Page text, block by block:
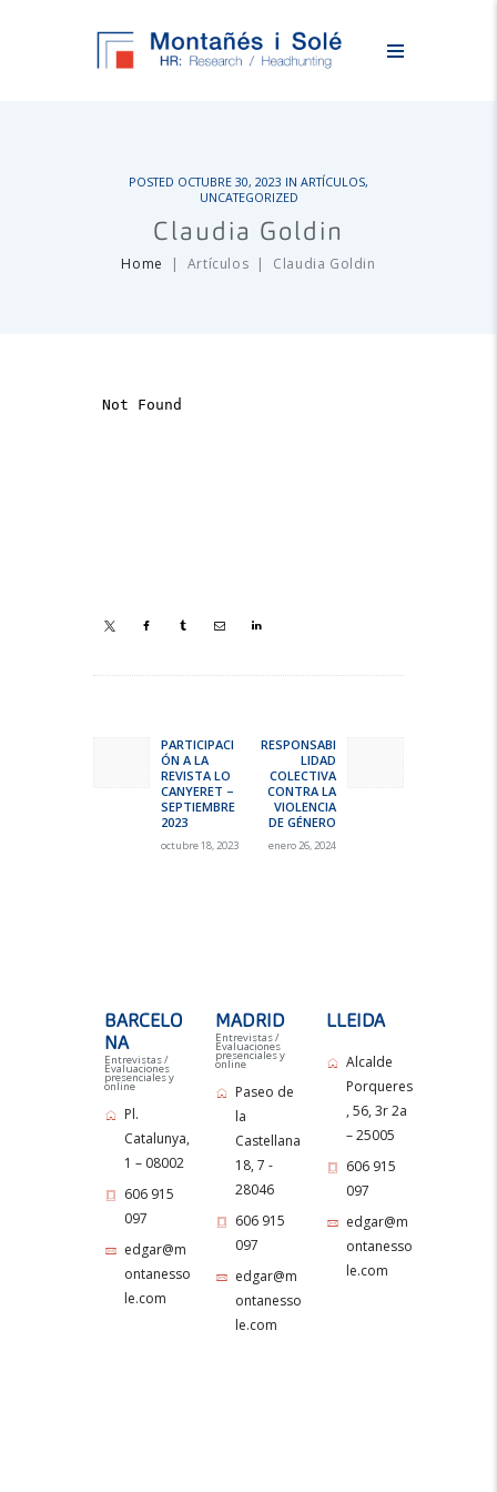
POSTED OCTUBRE 30, 2023 IN ARTÍCULOS,
UNCATEGORIZED
Claudia Goldin
Home Artículos Claudia Goldin
entradas
Previous
post:
PARTICIPACI
ÓN A LA
REVISTA LO
CANYERET –
SEPTIEMBRE
2023
octubre 18, 2023
RESPONSABI
LIDAD
COLECTIVA
CONTRA LA
VIOLENCIA
DE GÉNERO
enero 26, 2024
BARCELO
NA
Entrevistas /
Evaluaciones
presenciales y
online
Pl.
Catalunya,
1 – 08002
606 915
097
edgar@m
ontanesso
le.com
MADRID
Entrevistas /
Evaluaciones
presenciales y
online
Paseo de
la
Castellana
18, 7 -
28046
606 915
097
edgar@m
ontanesso
le.com
LLEIDA
Alcalde
Porqueres
, 56, 3r 2a
– 25005
606 915
097
edgar@m
ontanesso
le.com